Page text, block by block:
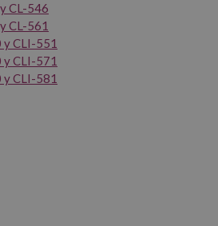
CL-546
CL-561
y CLI-551
y CLI-571
y CLI-581